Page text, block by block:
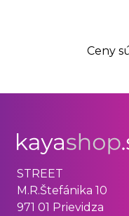
Ceny
STREET
M.R.Štefánika 10
971 01 Prievidza